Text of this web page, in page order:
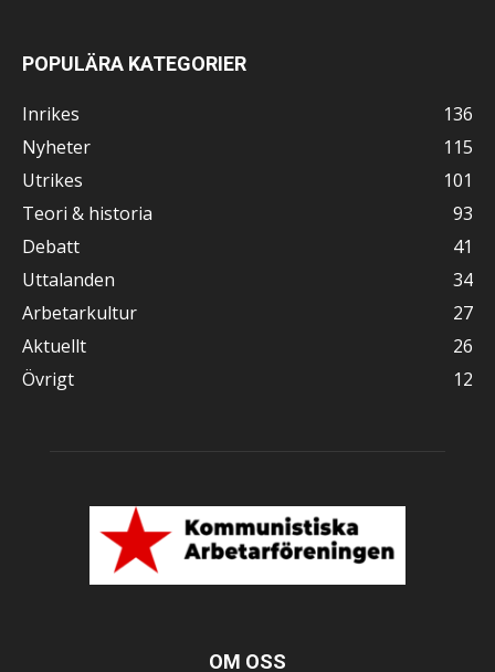
POPULÄRA KATEGORIER
Inrikes
136
Nyheter
115
Utrikes
101
Teori & historia
93
Debatt
41
Uttalanden
34
Arbetarkultur
27
Aktuellt
26
Övrigt
12
OM OSS